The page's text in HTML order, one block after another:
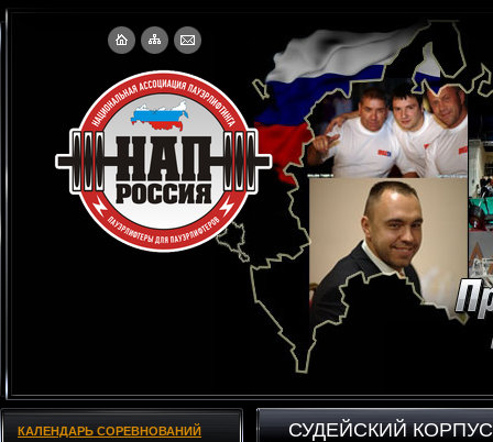
КАЛЕНДАРЬ СОРЕВНОВАНИЙ СУДЕЙСКИЙ КОРПУС